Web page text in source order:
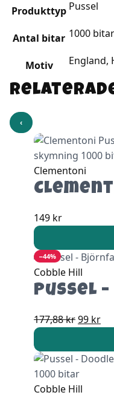
Produkttyp Pussel
Antal bitar 1000 bitar
Motiv England,
‹
Clementoni
149 kr
−44%
Cobble Hill
Pussel
177,88krDet
priset
var:
99 krDet
är:
Cobble Hill